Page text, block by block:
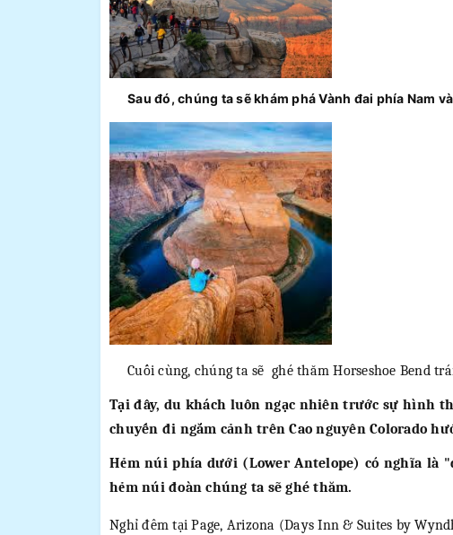
Sau đó, chúng ta sẽ khám phá Vành đai phía Nam
Cuối cùng, chúng ta sẽ ghé thăm Horseshoe Bend
Tại đây, du khách luôn ngạc nhiên trước sự hình
chuyến đi ngắm cảnh trên Cao nguyên Colorado
Hẻm núi phía dưới (Lower Antelope) có nghĩa là
hẻm núi đoàn chúng ta sẽ ghé thăm.
Nghỉ đêm tại Page, Arizona (Days Inn & Suites by